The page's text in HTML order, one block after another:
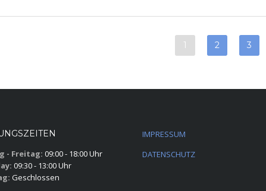
1 2 3
- Freitag: 09:00 - 18:00 Uhr
09:30 - 13:00 Uhr
Geschlossen
IMPRESSUM
DATENSCHUTZ